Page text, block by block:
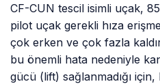
CF-CUN tescil isimli uçak,
pilot uçak gerekli hıza
çok erken ve çok fazla
bu önemli hata nedeniyle
gücü (lift) sağlanmadığı için,